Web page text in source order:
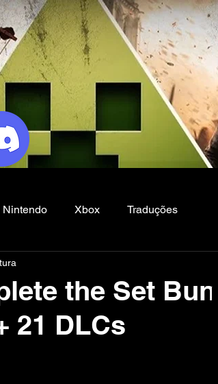
Nintendo Xbox Traduções
the Set
21 DLCs